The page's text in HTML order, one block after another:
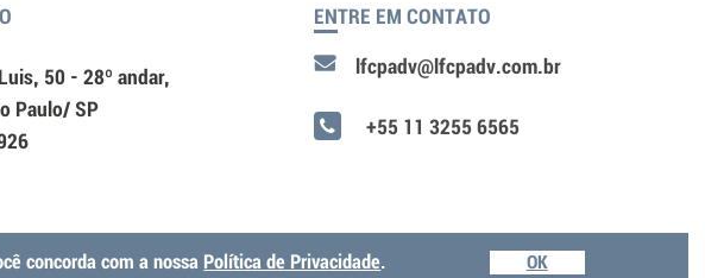
concorda com a nossa Política de Privacidade. OK
50 - 28º andar,
Paulo/ SP
ENTRE EM CONTATO
lfcpadv@lfcpadv.com.br
+55 11 3255 6565